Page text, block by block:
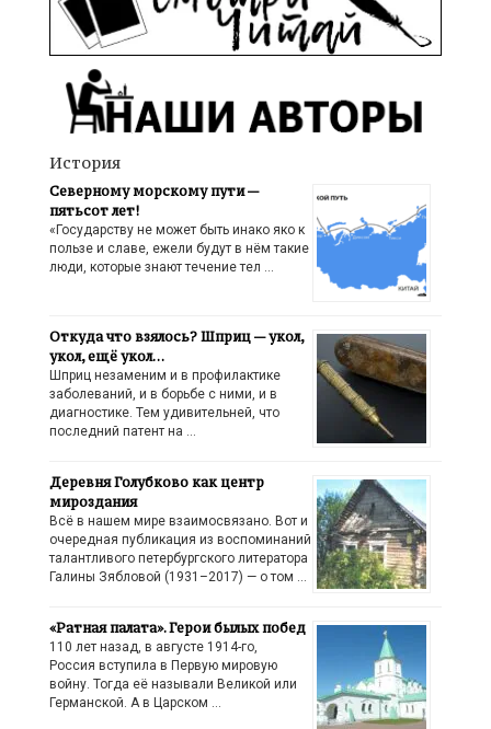
История
Северному морскому пути —
пятьсот лет!
«Государству не может быть инако яко к
пользе и славе, ежели будут в нём такие
люди, которые знают течение тел …
Откуда что взялось? Шприц — укол,
укол, ещё укол…
Шприц незаменим и в профилактике
заболеваний, и в борьбе с ними, и в
диагностике. Тем удивительней, что
последний патент на …
Деревня Голубково как центр
мироздания
Всё в нашем мире взаимосвязано. Вот и
очередная публикация из воспоминаний
талантливого петербургского литератора
Галины Зябловой (1931–2017) — о том …
«Ратная палата». Герои былых побед
110 лет назад, в августе 1914-го,
Россия вступила в Первую мировую
войну. Тогда её называли Великой или
Германской. А в Царском …